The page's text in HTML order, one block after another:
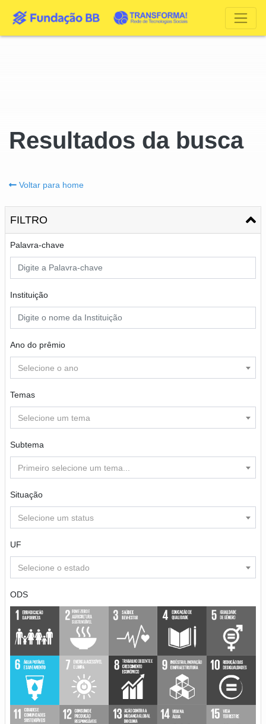
Resultados da busca
Voltar para home
FILTRO
Palavra-chave
Instituição
Ano do prêmio
Selecione o ano
Temas
Selecione um tema
Subtema
Primeiro selecione um tema...
Situação
Selecione um status
UF
Selecione o estado
ODS